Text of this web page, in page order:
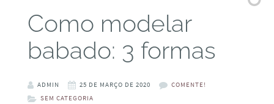
Como modelar
babado: 3 formas
ADMIN 25 DE MARÇO DE 2020
COMENTE!
SEM CATEGORIA